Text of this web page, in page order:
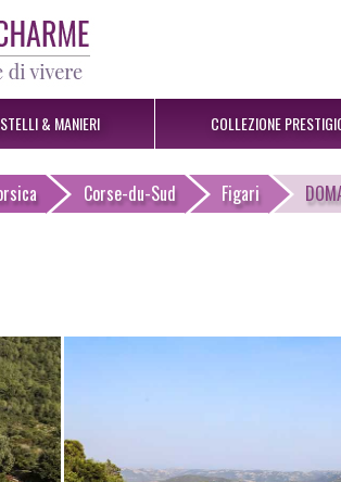
& MANIERI COLLEZIONE
Corse-du-Sud Figari